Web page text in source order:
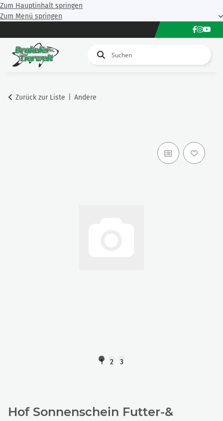
Zum Hauptinhalt springen
Zum Menü springen
Zurück zur Liste Andere
1 2 3
Hof Sonnenschein Futter-&